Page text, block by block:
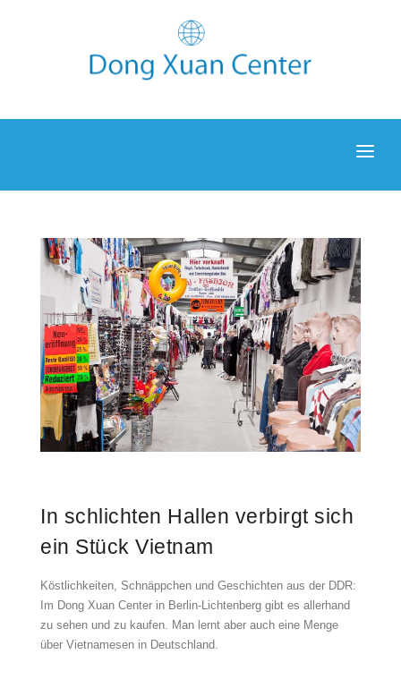
NEWS
UNTERKUNFT
GALERIE
BLOG
KONTAKT
In schlichten Hallen verbirgt sich
ein Stück Vietnam
Köstlichkeiten, Schnäppchen und Geschichten aus der DDR:
Im Dong Xuan Center in Berlin-Lichtenberg gibt es allerhand
zu sehen und zu kaufen. Man lernt aber auch eine Menge
über Vietnamesen in Deutschland.